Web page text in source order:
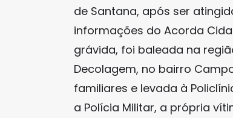
de Santana, após ser
informações do Acorda
grávida, foi baleada na
Decolagem, no bairro
familiares e levada à
a Polícia Militar, a própria